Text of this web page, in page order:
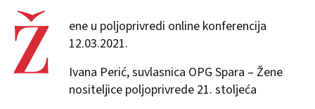
Ž
ene u poljoprivredi online konferencija
12.03.2021.
Ivana Perić, suvlasnica OPG Spara – Žene
nositeljice poljoprivrede 21. stoljeća